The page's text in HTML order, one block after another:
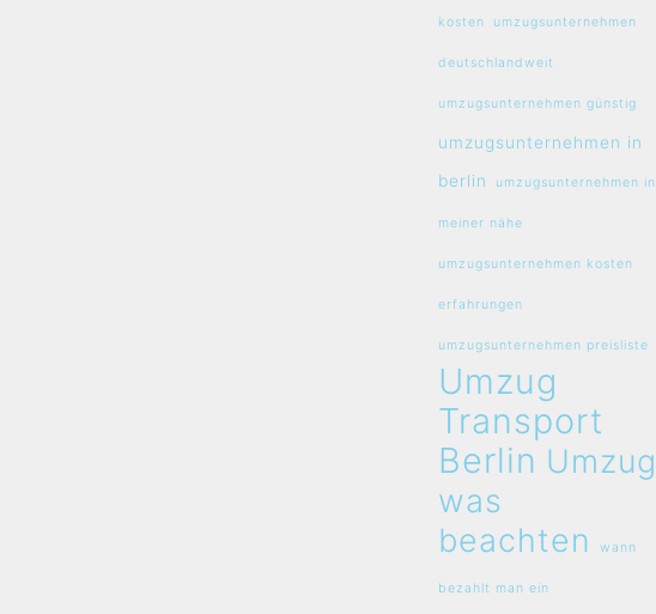
kosten umzugsunternehmen
deutschlandweit
umzugsunternehmen günstig
umzugsunternehmen in
berlin
umzugsunternehmen in
meiner nähe
umzugsunternehmen kosten
erfahrungen
umzugsunternehmen preisliste
Umzug
Transport
Berlin Umzug
was
beachten
wann
bezahlt man ein